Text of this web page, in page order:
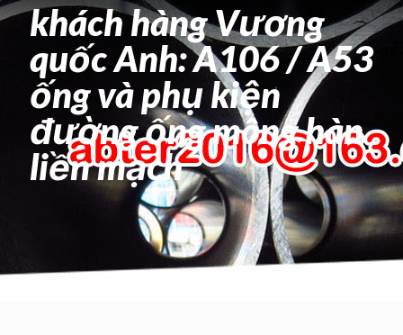
khách hàng Vương
quốc Anh: A106 / A53
ống và phụ kiện
đường ống mông hàn
liền mạch